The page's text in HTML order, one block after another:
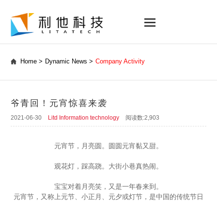
Home > Dynamic News > Company Activity
爷青回！元宵惊喜来袭
2021-06-30 Litd Information technology 阅读数:2,903
元宵节，月亮圆。圆圆元宵黏又甜。
观花灯，踩高跷。大街小巷真热闹。
宝宝对着月亮笑，又是一年春来到。
元宵节，又称上元节、小正月、元夕或灯节，是中国的传统节日